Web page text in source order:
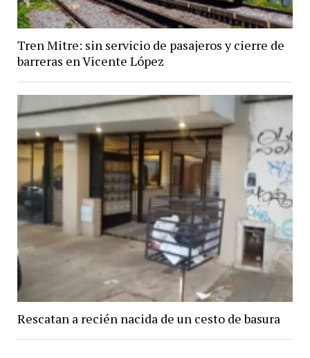
Tren Mitre: sin servicio de pasajeros y cierre de
barreras en Vicente López
Rescatan a recién nacida de un cesto de basura